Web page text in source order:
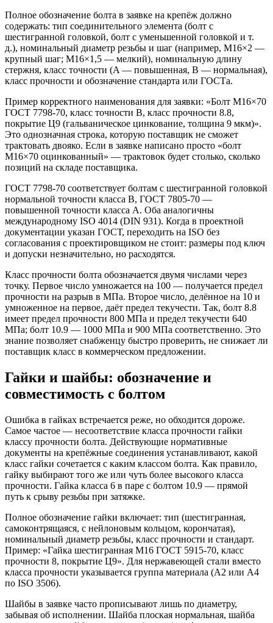
Полное обозначение болта в заявке на крепёж должно
содержать: тип соединительного элемента (болт с
шестигранной головкой, болт с уменьшенной головкой и т.
д.), номинальный диаметр резьбы и шаг (например, М16×2 —
крупный шаг; М16×1,5 — мелкий), номинальную длину
стержня, класс точности (A — повышенная, B — нормальная),
класс прочности и обозначение стандарта или ГОСТа.
Пример корректного наименования для заявки: «Болт М16×70
ГОСТ 7798-70, класс точности B, класс прочности 8.8,
покрытие Ц9 (гальваническое цинкование, толщина 9 мкм)».
Это однозначная строка, которую поставщик не сможет
трактовать двояко. Если в заявке написано просто «болт
М16×70 оцинкованный» — трактовок будет столько, сколько
позиций на складе поставщика.
ГОСТ 7798-70 соответствует болтам с шестигранной головкой
нормальной точности класса B, ГОСТ 7805-70 —
повышенной точности класса A. Оба аналогичны
международному ISO 4014 (DIN 931). Когда в проектной
документации указан ГОСТ, переходить на ISO без
согласования с проектировщиком не стоит: размеры под ключ
и допуски незначительно, но расходятся.
Класс прочности болта обозначается двумя числами через
точку. Первое число умножается на 100 — получается предел
прочности на разрыв в МПа. Второе число, делённое на 10 и
умноженное на первое, даёт предел текучести. Так, болт 8.8
имеет предел прочности 800 МПа и предел текучести 640
МПа; болт 10.9 — 1000 МПа и 900 МПа соответственно. Это
знание позволяет снабженцу быстро проверить, не снижает ли
поставщик класс в коммерческом предложении.
Гайки и шайбы: обозначение и
совместимость с болтом
Ошибка в гайках встречается реже, но обходится дороже.
Самое частое — несоответствие класса прочности гайки
классу прочности болта. Действующие нормативные
документы на крепёжные соединения устанавливают, какой
класс гайки сочетается с каким классом болта. Как правило,
гайку выбирают того же или чуть более высокого класса
прочности. Гайка класса 6 в паре с болтом 10.9 — прямой
путь к срыву резьбы при затяжке.
Полное обозначение гайки включает: тип (шестигранная,
самоконтрящаяся, с нейлоновым кольцом, корончатая),
номинальный диаметр резьбы, класс прочности и стандарт.
Пример: «Гайка шестигранная М16 ГОСТ 5915-70, класс
прочности 8, покрытие Ц9». Для нержавеющей стали вместо
класса прочности указывается группа материала (A2 или A4
по ISO 3506).
Шайбы в заявке часто прописывают лишь по диаметру,
забывая об исполнении. Шайба плоская нормальная, шайба